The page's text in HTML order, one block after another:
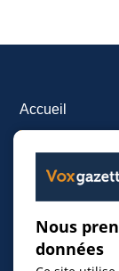
Accueil
Inscrire un
Nous
données